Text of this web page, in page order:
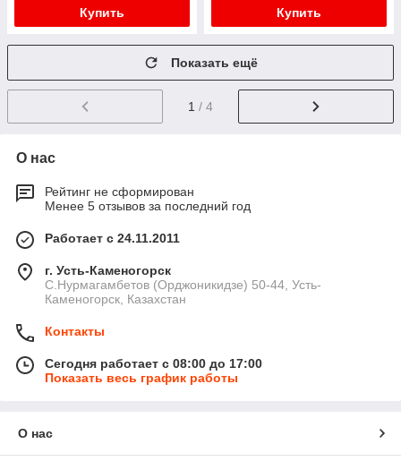
Купить Купить
Показать ещё
1 / 4
О нас
Рейтинг не сформирован
Менее 5 отзывов за последний год
Работает с 24.11.2011
г. Усть-Каменогорск
С.Нурмагамбетов (Орджоникидзе) 50-44, Усть-
Каменогорск, Казахстан
Контакты
Сегодня работает с 08:00 до 17:00
Показать весь график работы
О нас